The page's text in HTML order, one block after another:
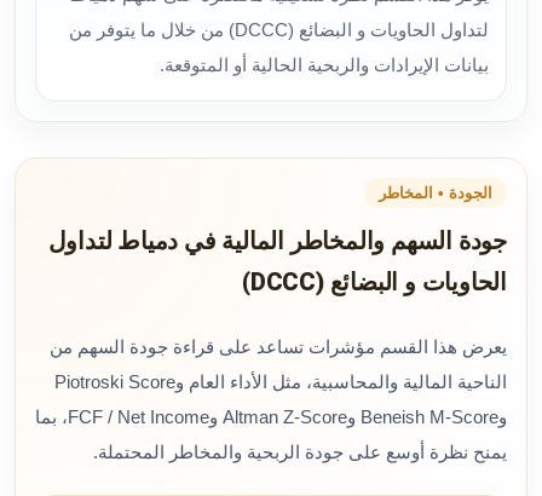
لتداول الحاويات و البضائع (DCCC) من خلال ما يتوفر من
بيانات الإيرادات والربحية الحالية أو المتوقعة.
الجودة • المخاطر
جودة السهم والمخاطر المالية في دمياط لتداول
الحاويات و البضائع (DCCC)
يعرض هذا القسم مؤشرات تساعد على قراءة جودة السهم من
الناحية المالية والمحاسبية، مثل الأداء العام وPiotroski Score
وBeneish M-Score وAltman Z-Score وFCF / Net Income، بما
يمنح نظرة أوسع على جودة الربحية والمخاطر المحتملة.